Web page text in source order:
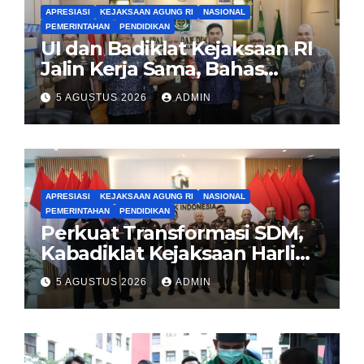
APRESIASI KEJAKSAAN AGUNG RI
NASIONAL
PEMERINTAHAN
PENDIDIKAN
UI dan Badiklat Kejaksaan RI
Jalin Kerja Sama, Bahas
Pembentukan Pusat Studi
Kajian Kejaksaan
5 AGUSTUS 2026 ADMIN
APRESIASI KEJAKSAAN AGUNG RI
NASIONAL
PEMERINTAHAN
PENDIDIKAN
Perkuat Transformasi SDM,
Kabadiklat Kejaksaan Harli
Siregar Jalin Sinergi dengan
LAN RI
5 AGUSTUS 2026 ADMIN